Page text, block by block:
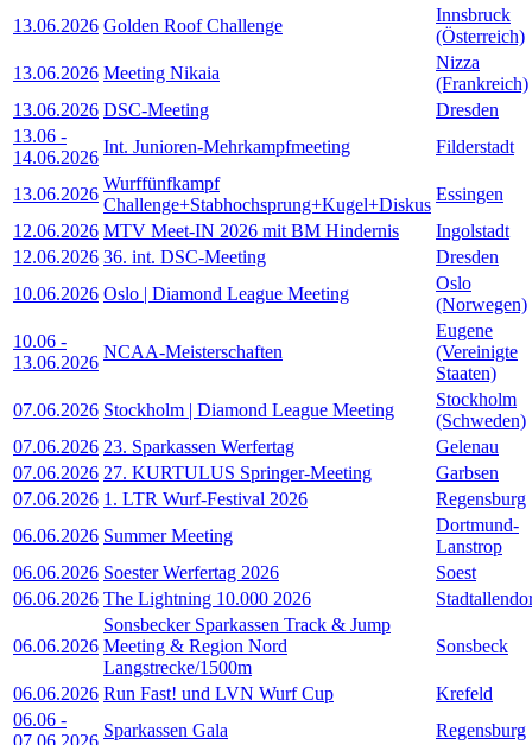
13.06.2026 Golden Roof Challenge
Innsbruck
(Österreich)
13.06.2026 Meeting Nikaia
Nizza
(Frankreich)
13.06.2026 DSC-Meeting
Dresden
13.06 -
14.06.2026
Int. Junioren-Mehrkampfmeeting Filderstadt
13.06.2026
Wurffünfkampf
Challenge+Stabhochsprung+Kugel+Diskus
Essingen
12.06.2026 MTV Meet-IN 2026 mit BM Hindernis
Ingolstadt
12.06.2026 36. int. DSC-Meeting
Dresden
10.06.2026 Oslo | Diamond League Meeting
Oslo
(Norwegen)
10.06 -
13.06.2026
NCAA-Meisterschaften
Eugene
(Vereinigte
Staaten)
07.06.2026 Stockholm | Diamond League Meeting
Stockholm
(Schweden)
07.06.2026 23. Sparkassen Werfertag
Gelenau
07.06.2026 27. KURTULUS Springer-Meeting
Garbsen
07.06.2026 1. LTR Wurf-Festival 2026
Regensburg
06.06.2026 Summer Meeting
Dortmund-
Lanstrop
06.06.2026 Soester Werfertag 2026
Soest
06.06.2026 The Lightning 10.000 2026
06.06.2026
Sonsbecker Sparkassen Track & Jump
Meeting & Region Nord
Langstrecke/1500m
Sonsbeck
06.06.2026 Run Fast! und LVN Wurf Cup
Krefeld
06.06 -
07.06.2026
Sparkassen Gala Regensburg